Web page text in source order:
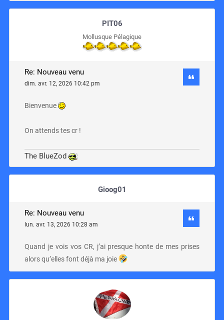
PIT06
Mollusque Pélagique
Re: Nouveau venu
dim. avr. 12, 2026 10:42 pm
Bienvenue
On attends tes cr !
The BlueZod
Gioog01
Re: Nouveau venu
lun. avr. 13, 2026 10:28 am
Quand je vois vos CR, j’ai presque honte de mes prises
alors qu’elles font déjà ma joie